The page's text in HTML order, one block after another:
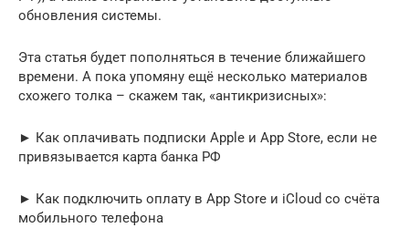
обновления системы.
Эта статья будет пополняться в течение ближайшего
времени. А пока упомяну ещё несколько материалов
схожего толка – скажем так, «антикризисных»:
► Как оплачивать подписки Apple и App Store, если не
привязывается карта банка РФ
► Как подключить оплату в App Store и iCloud со счёта
мобильного телефона